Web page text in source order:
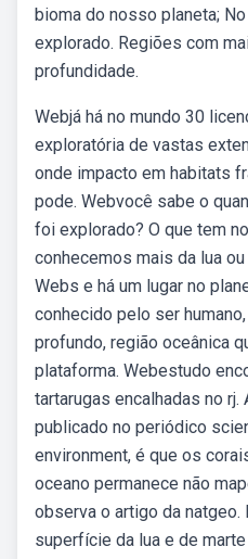
bioma do nosso planeta;
explorado. Regiões com
profundidade.
Webjá há no mundo 30
exploratória de vastas
onde impacto em habitats
pode. Webvocê sabe o
foi explorado? O que tem
conhecemos mais da lua
Webs e há um lugar no
conhecido pelo ser
profundo, região oceânica
plataforma. Webestudo
tartarugas encalhadas no
publicado no periódico
environment, é que os
oceano permanece não
observa o artigo da natgeo.
superfície da lua e de